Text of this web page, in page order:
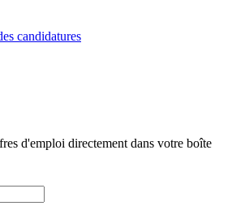
candidatures
d'emploi directement dans votre boîte